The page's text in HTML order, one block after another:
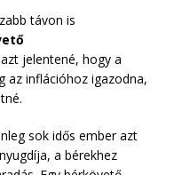
távon is
jelentené, hogy a
az inflációhoz igazodna,
sok idős ember azt
a bérekhez